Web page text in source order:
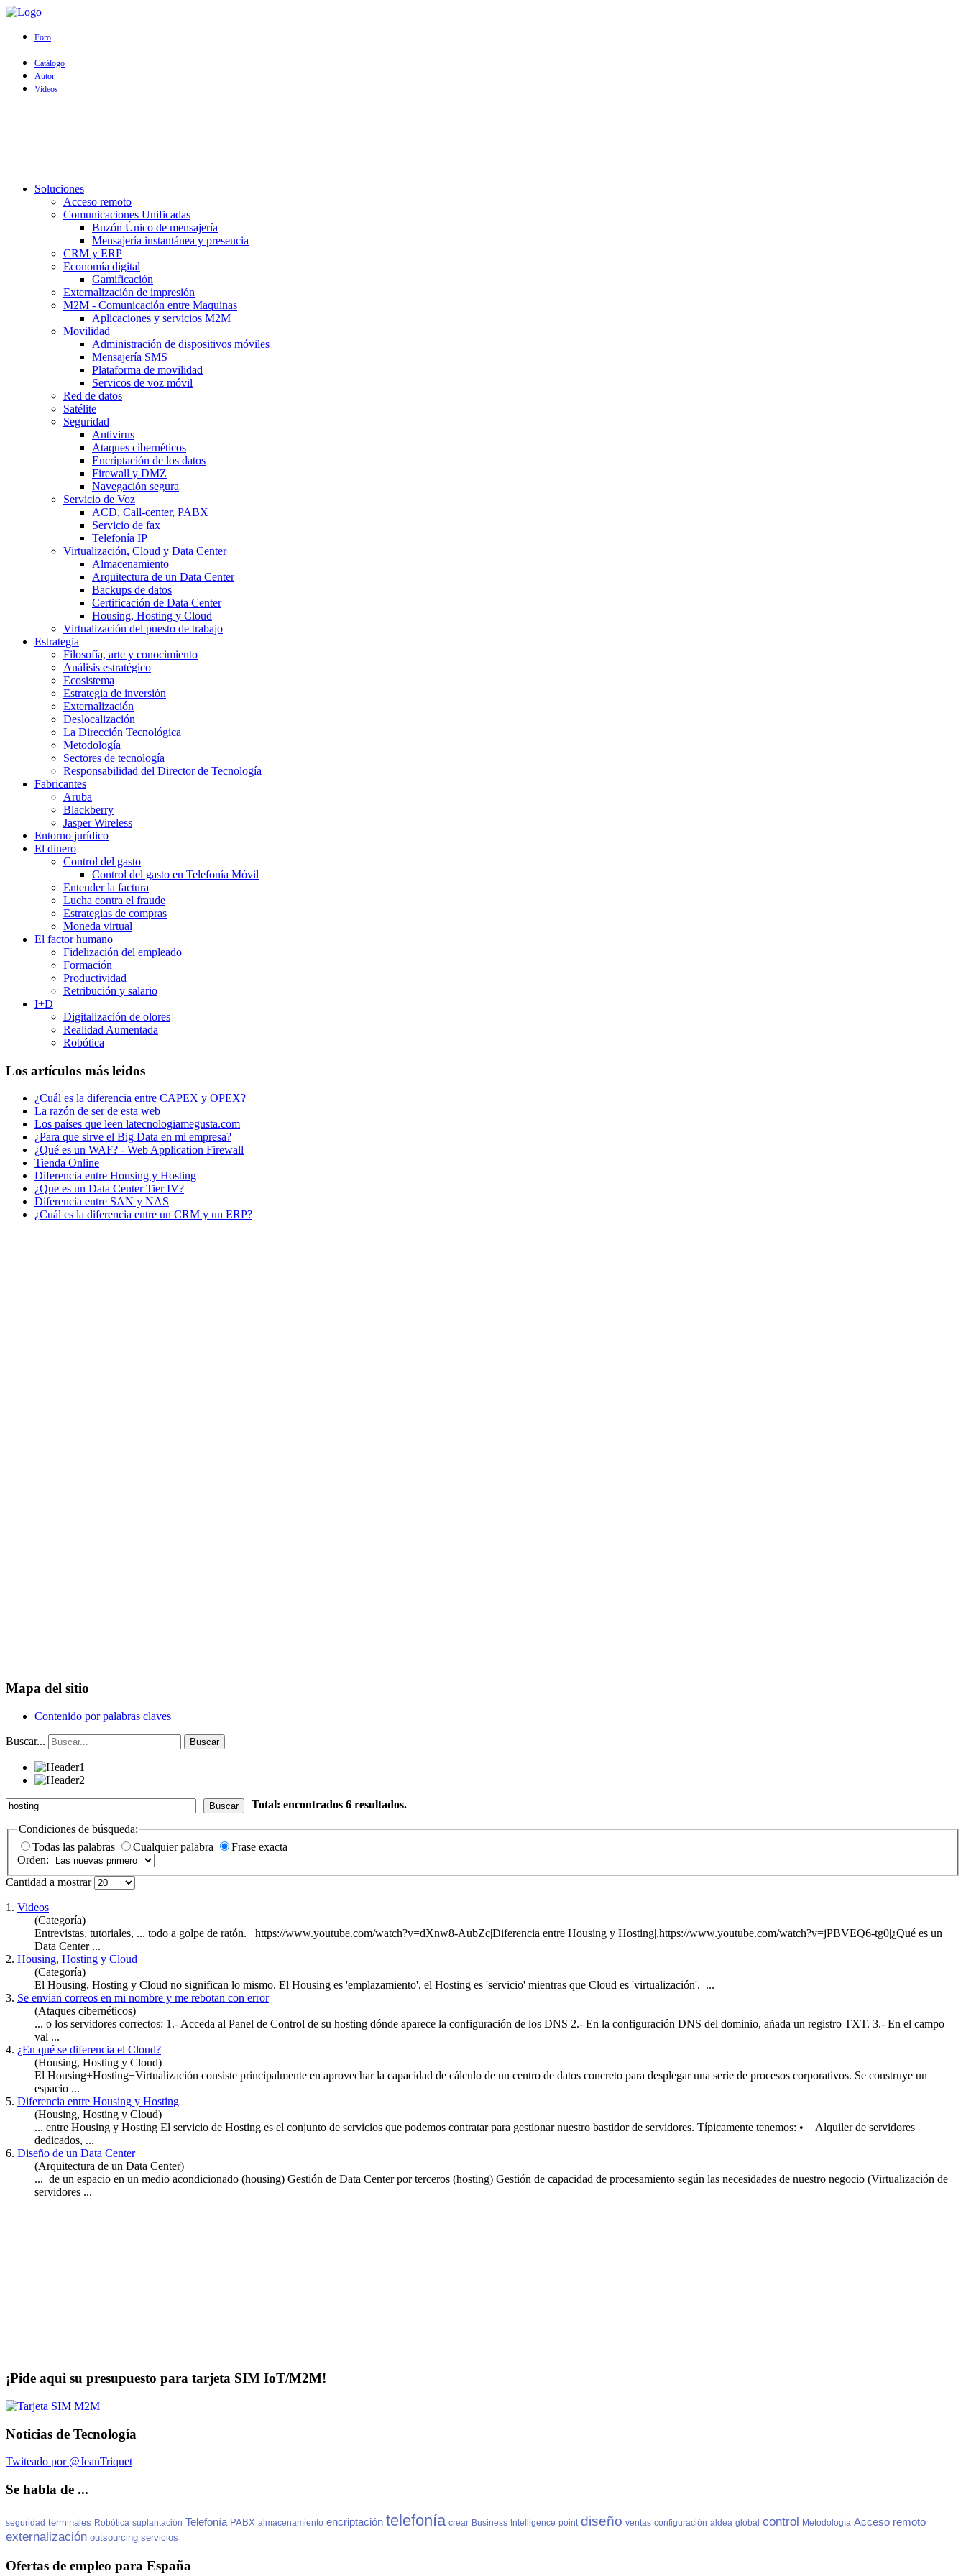
Foro
Catálogo
Autor
Videos
Soluciones
Acceso remoto
Comunicaciones Unificadas
Buzón Único de mensajería
Mensajería instantánea y presencia
CRM y ERP
Economía digital
Gamificación
Externalización de impresión
M2M - Comunicación entre Maquinas
Aplicaciones y servicios M2M
Movilidad
Administración de dispositivos móviles
Mensajería SMS
Plataforma de movilidad
Servicos de voz móvil
Red de datos
Satélite
Seguridad
Antivirus
Ataques cibernéticos
Encriptación de los datos
Firewall y DMZ
Navegación segura
Servicio de Voz
ACD, Call-center, PABX
Servicio de fax
Telefonía IP
Virtualización, Cloud y Data Center
Almacenamiento
Arquitectura de un Data Center
Backups de datos
Certificación de Data Center
Housing, Hosting y Cloud
Virtualización del puesto de trabajo
Estrategia
Filosofía, arte y conocimiento
Análisis estratégico
Ecosistema
Estrategia de inversión
Externalización
Deslocalización
La Dirección Tecnológica
Metodología
Sectores de tecnología
Responsabilidad del Director de Tecnología
Fabricantes
Aruba
Blackberry
Jasper Wireless
Entorno jurídico
El dinero
Control del gasto
Control del gasto en Telefonía Móvil
Entender la factura
Lucha contra el fraude
Estrategias de compras
Moneda virtual
El factor humano
Fidelización del empleado
Formación
Productividad
Retribución y salario
I+D
Digitalización de olores
Realidad Aumentada
Robótica
Los artículos más leidos
¿Cuál es la diferencia entre CAPEX y OPEX?
La razón de ser de esta web
Los países que leen latecnologiamegusta.com
¿Para que sirve el Big Data en mi empresa?
¿Qué es un WAF? - Web Application Firewall
Tienda Online
Diferencia entre Housing y Hosting
¿Que es un Data Center Tier IV?
Diferencia entre SAN y NAS
¿Cuál es la diferencia entre un CRM y un ERP?
Mapa del sitio
Contenido por palabras claves
Buscar... Buscar
Buscar Total: encontrados 6 resultados.
Condiciones de búsqueda:
Todas las palabras
Cualquier palabra
Frase exacta
Orden:
Cantidad a mostrar
1. Videos
(Categoría)
Entrevistas, tutoriales, ... todo a golpe de ratón. https://www.youtube.com/watch?v=dXnw8-AubZc|Diferencia entre Housing y Hosting |,https://www.youtube.com/watch?v=jPBVEQ6-tg0|¿Qué es un
Data Center ...
2. Housing, Hosting y Cloud
(Categoría)
El Housing, Hosting y Cloud no significan lo mismo. El Housing es 'emplazamiento', el Hosting es 'servicio' mientras que Cloud es 'virtualización'. ...
3. Se envian correos en mi nombre y me rebotan con error
(Ataques cibernéticos)
... o los servidores correctos: 1.- Acceda al Panel de Control de su hosting dónde aparece la configuración de los DNS 2.- En la configuración DNS del dominio, añada un registro TXT. 3.- En el campo
val ...
4. ¿En qué se diferencia el Cloud?
(Housing, Hosting y Cloud)
El Housing+Hosting+Virtualización consiste principalmente en aprovechar la capacidad de cálculo de un centro de datos concreto para desplegar una serie de procesos corporativos. Se construye un
espacio ...
5. Diferencia entre Housing y Hosting
(Housing, Hosting y Cloud)
... entre Housing y Hosting El servicio de Hosting es el conjunto de servicios que podemos contratar para gestionar nuestro bastidor de servidores. Típicamente tenemos: • Alquiler de servidores
dedicados, ...
6. Diseño de un Data Center
(Arquitectura de un Data Center)
... de un espacio en un medio acondicionado (housing) Gestión de Data Center por terceros (hosting) Gestión de capacidad de procesamiento según las necesidades de nuestro negocio (Virtualización de
servidores ...
¡Pide aqui su presupuesto para tarjeta SIM IoT/M2M!
Noticias de Tecnología
Twiteado por @JeanTriquet
Se habla de ...
seguridad terminales Robótica suplantación Telefonía PABX almacenamiento encriptación telefonía crear Business Intelligence point diseño ventas configuración aldea global control Metodología Acceso remoto
externalización outsourcing servicios
Ofertas de empleo para España